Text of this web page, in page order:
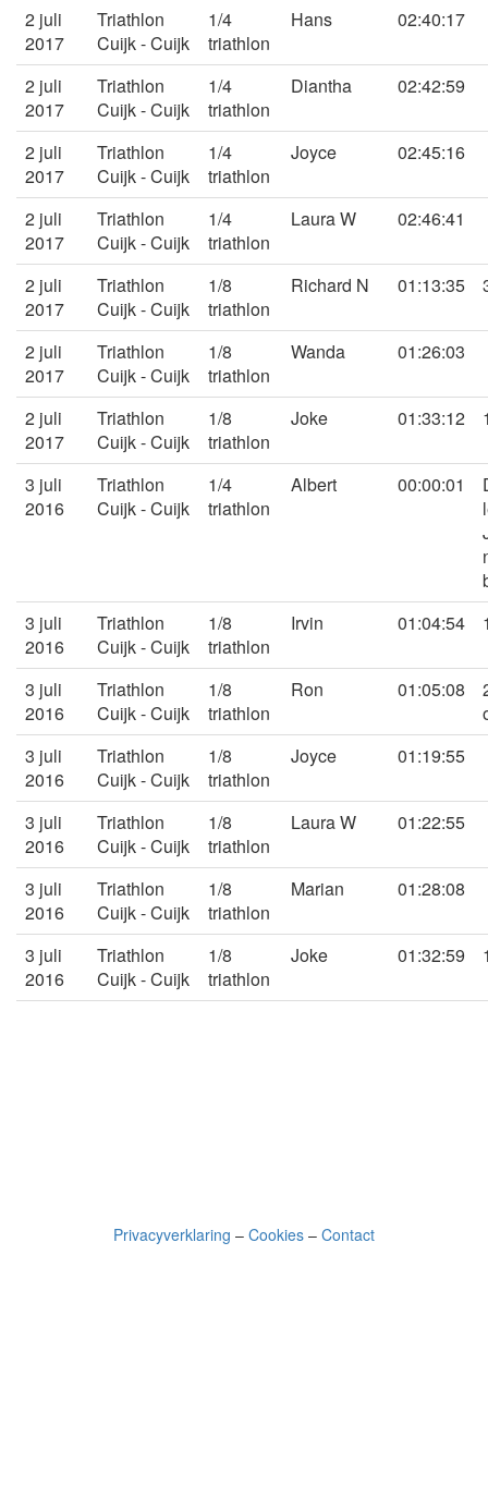
2 juli
2017
Triathlon
Cuijk - Cuijk
1/4
triathlon
Hans 02:40:17
2 juli
2017
Triathlon
Cuijk - Cuijk
1/4
triathlon
Diantha 02:42:59
2 juli
2017
Triathlon
Cuijk - Cuijk
1/4
triathlon
Joyce 02:45:16
2 juli
2017
Triathlon
Cuijk - Cuijk
1/4
triathlon
Laura W 02:46:41
2 juli
2017
Triathlon
Cuijk - Cuijk
1/8
triathlon
Richard N 01:13:35
2 juli
2017
Triathlon
Cuijk - Cuijk
1/8
triathlon
Wanda 01:26:03
2 juli
2017
Triathlon
Cuijk - Cuijk
1/8
triathlon
Joke 01:33:12
3 juli
2016
Triathlon
Cuijk - Cuijk
1/4
triathlon
Albert 00:00:01
3 juli
2016
Triathlon
Cuijk - Cuijk
1/8
triathlon
Irvin 01:04:54
3 juli
2016
Triathlon
Cuijk - Cuijk
1/8
triathlon
Ron 01:05:08
3 juli
2016
Triathlon
Cuijk - Cuijk
1/8
triathlon
Joyce 01:19:55
3 juli
2016
Triathlon
Cuijk - Cuijk
1/8
triathlon
Laura W 01:22:55
3 juli
2016
Triathlon
Cuijk - Cuijk
1/8
triathlon
Marian 01:28:08
3 juli
2016
Triathlon
Cuijk - Cuijk
1/8
triathlon
Joke 01:32:59
Privacyverklaring – Cookies – Contact